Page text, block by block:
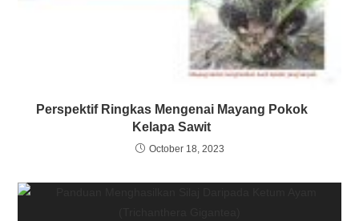
Perspektif Ringkas Mengenai Mayang Pokok
Kelapa Sawit
October 18, 2023